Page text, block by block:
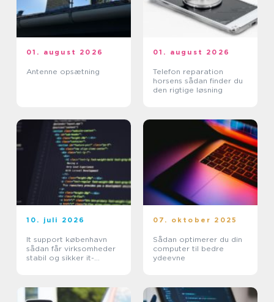
01. august 2026
Antenne opsætning
01. august 2026
Telefon reparation
horsens sådan finder du
den rigtige løsning
10. juli 2026
It support københavn
sådan får virksomheder
stabil og sikker it-
07. oktober 2025
Sådan optimerer du din
computer til bedre
ydeevne